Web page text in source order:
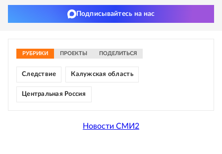
Подписывайтесь на нас
РУБРИКИ ПРОЕКТЫ ПОДЕЛИТЬСЯ
Следствие Калужская область
Центральная Россия
Новости СМИ2